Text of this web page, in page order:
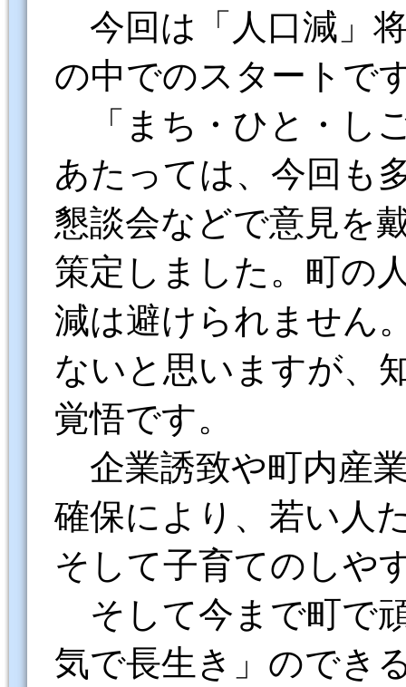
今回は「人口減」
の中でのスタートで
「まち・ひと・し
あたっては、今回も
懇談会などで意見を
策定しました。町の
減は避けられません
ないと思いますが、
覚悟です。
企業誘致や町内産
確保により、若い人
そして子育てのしや
そして今まで町で
気で長生き」のでき